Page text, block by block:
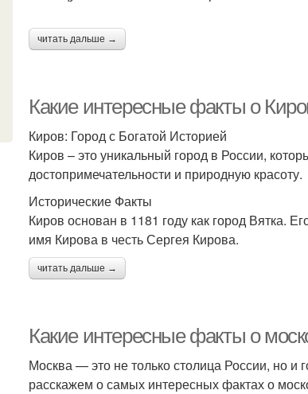
читать дальше →
Какие интересные факты о
Киров: Город с Богатой Историей
Киров – это уникальный город в России,
достопримечательности и природную красоту.
Исторические Факты
Киров основан в 1181 году как город Вятка.
имя Кирова в честь Сергея Кирова.
читать дальше →
Какие интересные факты о
Москва — это не только столица России, но и
расскажем о самых интересных фактах о